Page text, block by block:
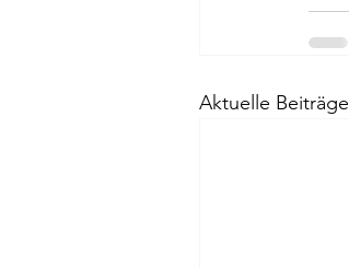
Aktuelle Beiträge